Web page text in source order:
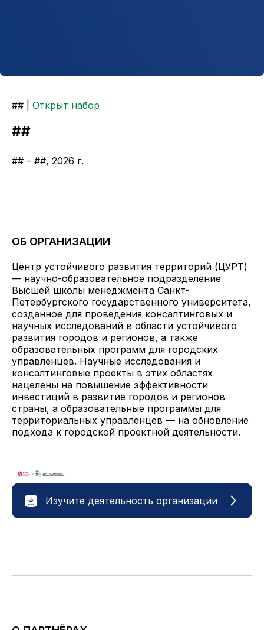
## | Открыт набор
##
## – ##, 2026 г.
ОБ ОРГАНИЗАЦИИ
Центр устойчивого развития территорий (ЦУРТ)
— научно-образовательное подразделение
Высшей школы менеджмента Санкт-
Петербургского государственного университета,
созданное для проведения консалтинговых и
научных исследований в области устойчивого
развития городов и регионов, а также
образовательных программ для городских
управленцев. Научные исследования и
консалтинговые проекты в этих областях
нацелены на повышение эффективности
инвестиций в развитие городов и регионов
страны, а образовательные программы для
территориальных управленцев — на обновление
подхода к городской проектной деятельности.
Изучите деятельность организации